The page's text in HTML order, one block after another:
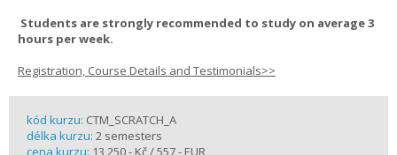
Students are strongly recommended to study on average 3
hours per week.
Registration, Course Details and Testimonials>>
kód kurzu: CTM_SCRATCH_A
délka kurzu: 2 semesters
cena kurzu: 13 250,- Kč / 557,- EUR